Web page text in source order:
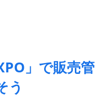
」で販売管
う